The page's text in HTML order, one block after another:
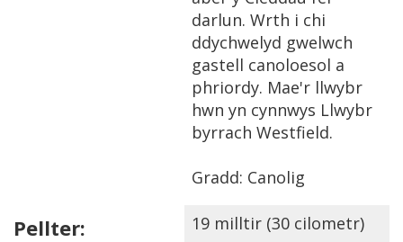
darlun. Wrth i chi
ddychwelyd gwelwch
gastell canoloesol a
phriordy. Mae'r llwybr
hwn yn cynnwys Llwybr
byrrach Westfield.
Gradd: Canolig
Pellter: 19 milltir (30 cilometr)